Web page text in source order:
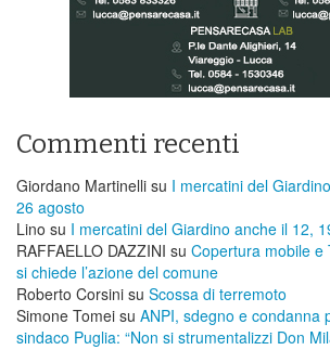
Commenti recenti
Giordano Martinelli su I mercatini del
26 agosto
Lino su I mercatini del Giardino anche il 12,
RAFFAELLO DAZZINI su ​Copertura mobile e
si chiede l’azione del comune
Roberto Corsini su Scossa di terremoto
Simone Tomei su ANPI, sdegno e condanna
sindaco Puglia: “Non si strumentalizzi Don